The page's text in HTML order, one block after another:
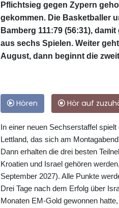
Pflichtsieg gegen Zypern
gekommen. Die Basketballer
Bamberg 111:79 (56:31),
aus sechs Spielen. Weiter
August, dann beginnt die
Hören Hör auf
In einer neuen Sechserstaffel
Lettland, das sich am
Dann erhalten die drei besten
Kroatien und Israel gehören
September 2027). Alle Punkte
Drei Tage nach dem Erfolg über
Monaten EM-Gold gewonnen